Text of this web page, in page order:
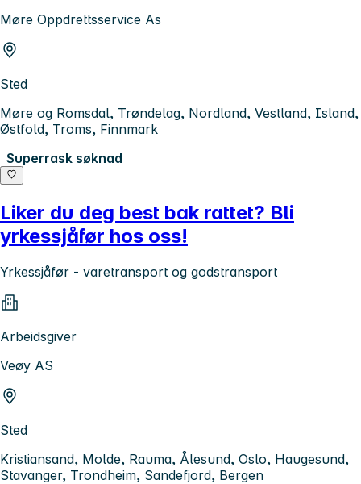
Møre Oppdrettsservice As
Sted
Møre og Romsdal, Trøndelag, Nordland, Vestland, Island,
Østfold, Troms, Finnmark
Superrask søknad
Liker du deg best bak rattet? Bli
yrkessjåfør hos oss!
Yrkessjåfør - varetransport og godstransport
Arbeidsgiver
Veøy AS
Sted
Kristiansand, Molde, Rauma, Ålesund, Oslo, Haugesund,
Stavanger, Trondheim, Sandefjord, Bergen